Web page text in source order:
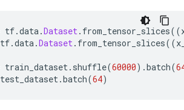
tf.data.Dataset. from_tensor_slices((
tf.data.Dataset. from_tensor_slices((
train_dataset. shuffle(60000).batch(
test_dataset.batch(64)